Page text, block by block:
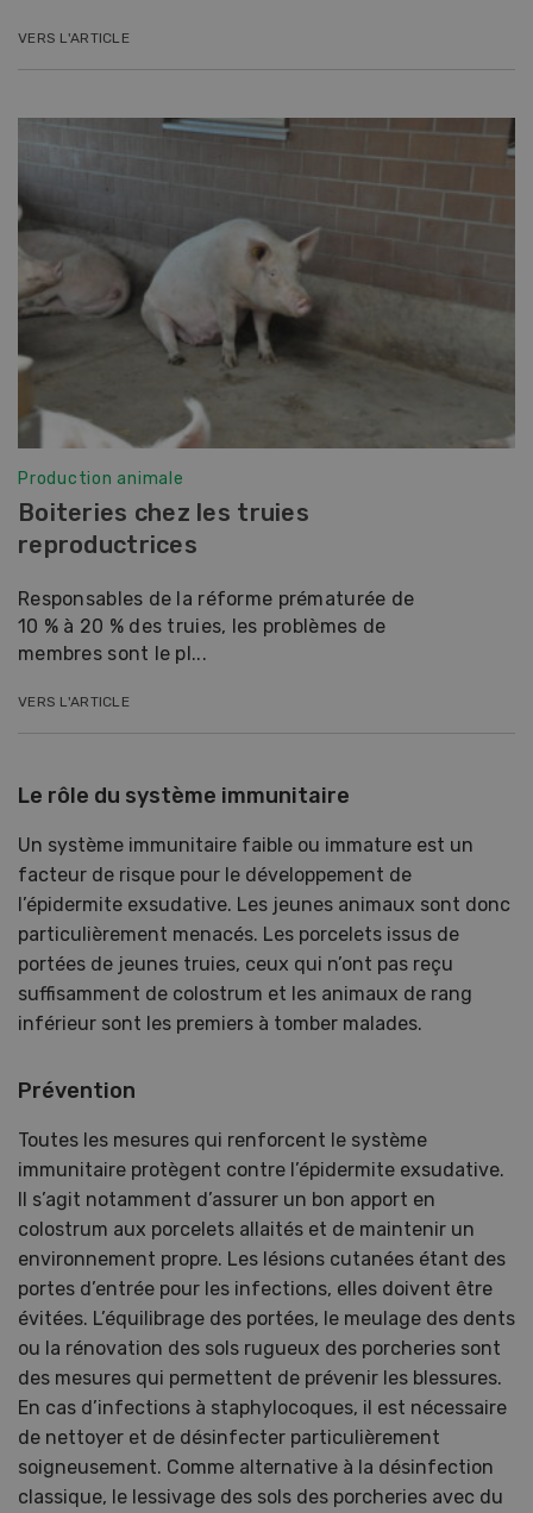
VERS L'ARTICLE
Production animale
Boiteries chez les truies
reproductrices
Responsables de la réforme prématurée de
10 % à 20 % des truies, les problèmes de
membres sont le pl...
VERS L'ARTICLE
Le rôle du système immunitaire
Un système immunitaire faible ou immature est un
facteur de risque pour le développement de
l’épidermite exsudative. Les jeunes animaux sont donc
particulièrement menacés. Les porcelets issus de
portées de jeunes truies, ceux qui n’ont pas reçu
suffisamment de colostrum et les animaux de rang
inférieur sont les premiers à tomber malades.
Prévention
Toutes les mesures qui renforcent le système
immunitaire protègent contre l’épidermite exsudative.
Il s’agit notamment d’assurer un bon apport en
colostrum aux porcelets allaités et de maintenir un
environnement propre. Les lésions cutanées étant des
portes d’entrée pour les infections, elles doivent être
évitées. L’équilibrage des portées, le meulage des dents
ou la rénovation des sols rugueux des porcheries sont
des mesures qui permettent de prévenir les blessures.
En cas d’infections à staphylocoques, il est nécessaire
de nettoyer et de désinfecter particulièrement
soigneusement. Comme alternative à la désinfection
classique, le lessivage des sols des porcheries avec du